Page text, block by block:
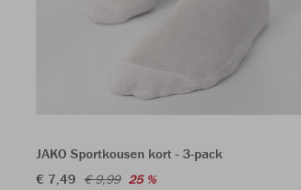
JAKO Sportkousen kort - 3-pack
€ 7,49 € 9,99 25 %